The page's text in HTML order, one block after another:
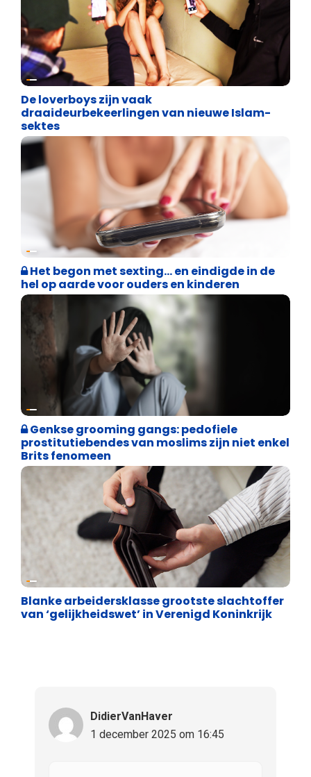
Cultuuroorlog
De loverboys zijn vaak
draaideurbekeerlingen van nieuwe Islam-
sektes
Binnenland politiek
Het begon met sexting… en eindigde in de
hel op aarde voor ouders en kinderen
Cultuuroorlog
Genkse grooming gangs: pedofiele
prostitutiebendes van moslims zijn niet enkel
Brits fenomeen
Cultuuroorlog
Blanke arbeidersklasse grootste slachtoffer
van ‘gelijkheidswet’ in Verenigd Koninkrijk
DidierVanHaver
1 december 2025 om 16:45